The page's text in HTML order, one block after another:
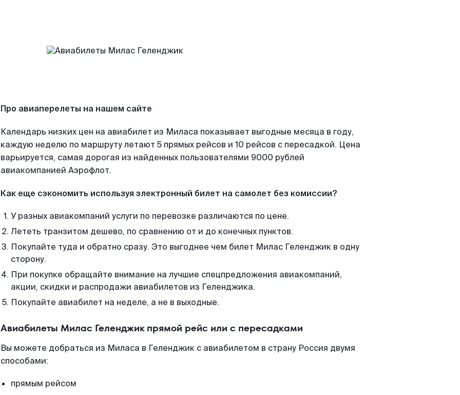
Про авиаперелеты на нашем сайте
Календарь низких цен на авиабилет из Миласа показывает выгодные месяца в году,
каждую неделю по маршруту летают 5 прямых рейсов и 10 рейсов с пересадкой. Цена
варьируется, самая дорогая из найденных пользователями 9000 рублей
авиакомпанией Аэрофлот.
Как еще сэкономить используя электронный билет на самолет без комиссии?
У разных авиакомпаний услуги по перевозке различаются по цене.
Лететь транзитом дешево, по сравнению от и до конечных пунктов.
Покупайте туда и обратно сразу. Это выгоднее чем билет Милас Геленджик в одну
сторону.
При покупке обращайте внимание на лучшие спецпредложения авиакомпаний,
акции, скидки и распродажи авиабилетов из Геленджика.
Покупайте авиабилет на неделе, а не в выходные.
Авиабилеты Милас Геленджик прямой рейс или с пересадками
Вы можете добраться из Миласа в Геленджик с авиабилетом в страну Россия двумя
способами:
прямым рейсом